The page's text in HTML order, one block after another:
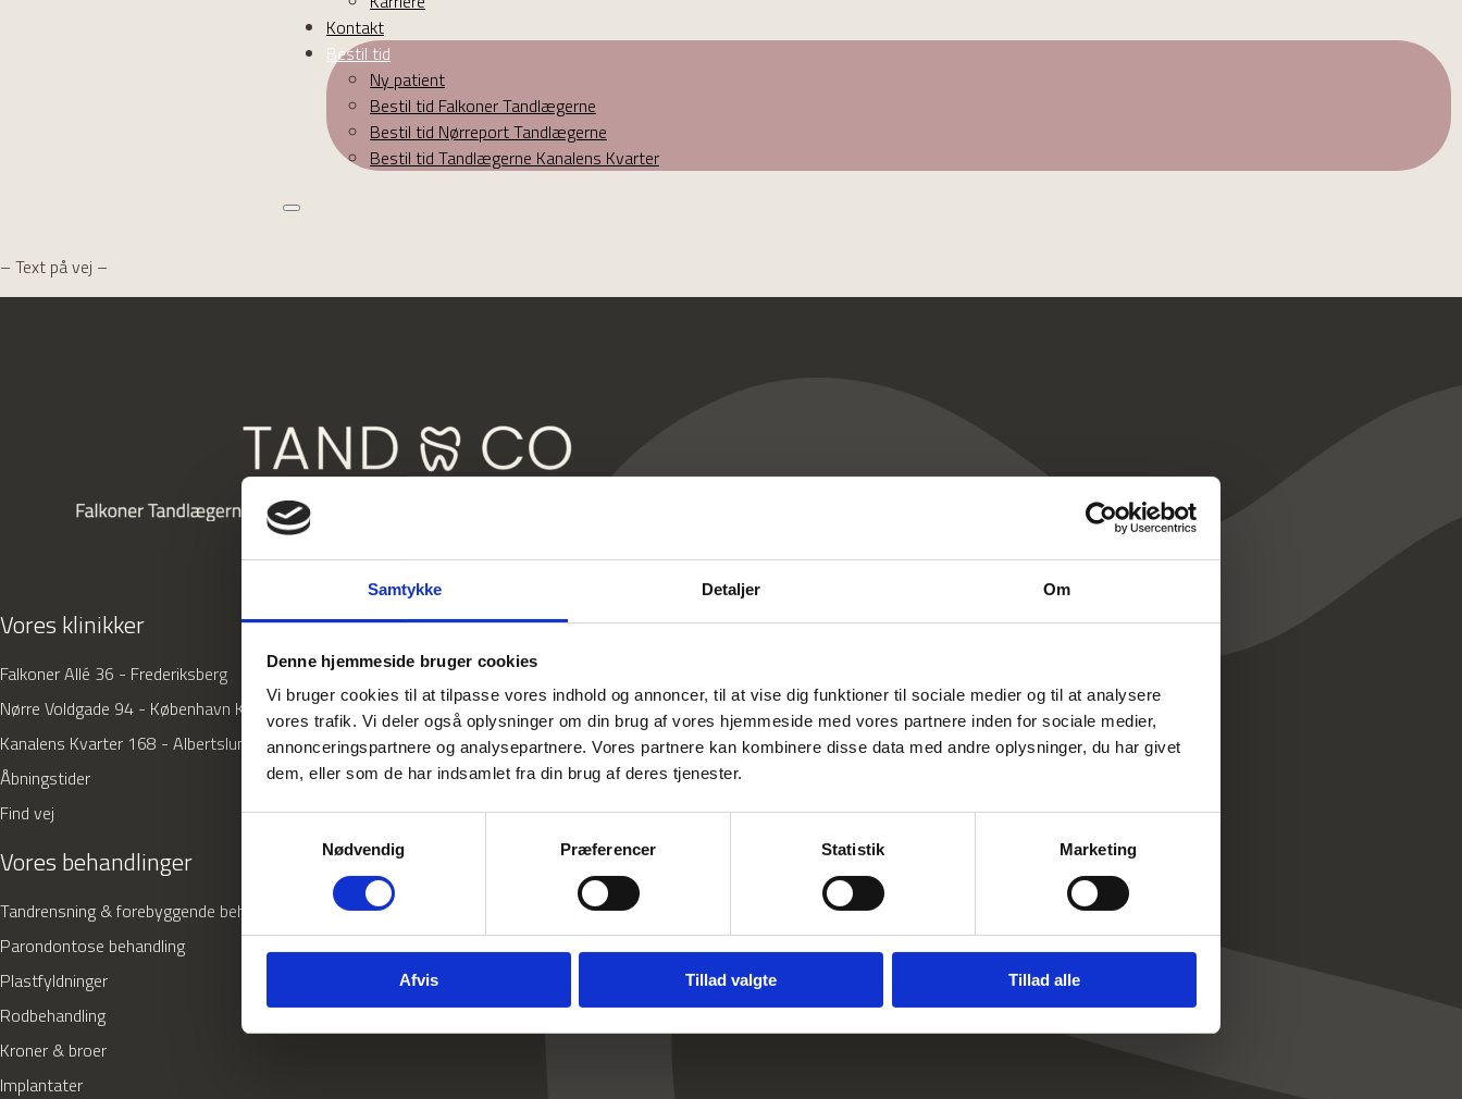
Samtykke Detaljer Om
Denne hjemmeside bruger cookies
Vi bruger cookies til at tilpasse vores indhold og annoncer, til at vise dig funktioner til sociale medier og til at analysere
vores trafik. Vi deler også oplysninger om din brug af vores hjemmeside med vores partnere inden for sociale medier,
annonceringspartnere og analysepartnere. Vores partnere kan kombinere disse data med andre oplysninger, du har givet
dem, eller som de har indsamlet fra din brug af deres tjenester.
Nødvendig
Præferencer Statistik Marketing
Afvis Tillad valgte Tillad alle
Kontakt
Bestil tid
Ny patient
Bestil tid Falkoner Tandlægerne
Bestil tid Nørreport Tandlægerne
Bestil tid Tandlægerne Kanalens Kvarter
– Text på vej –
Vores klinikker
Falkoner Allé 36 - Frederiksberg
Nørre Voldgade 94 - København K
Kanalens Kvarter 168 - Albertslund
Åbningstider
Find vej
Vores behandlinger
Tandrensning & forebyggende behandling
Parondontose behandling
Plastfyldninger
Rodbehandling
Kroner & broer
Implantater